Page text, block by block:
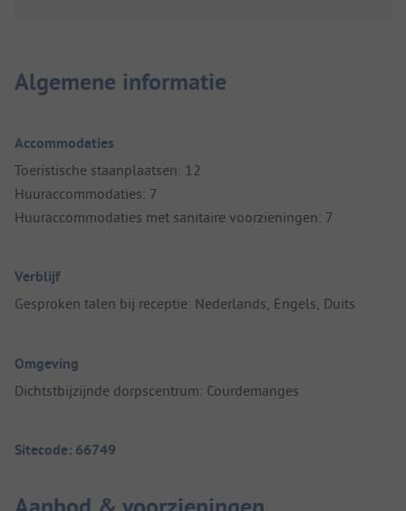
Algemene informatie
Accommodaties
Toeristische staanplaatsen: 12
Huuraccommodaties: 7
Huuraccommodaties met sanitaire voorzieningen: 7
Verblijf
Gesproken talen bij receptie: Nederlands, Engels, Duits
Omgeving
Dichtstbijzijnde dorpscentrum: Courdemanges
Sitecode: 66749